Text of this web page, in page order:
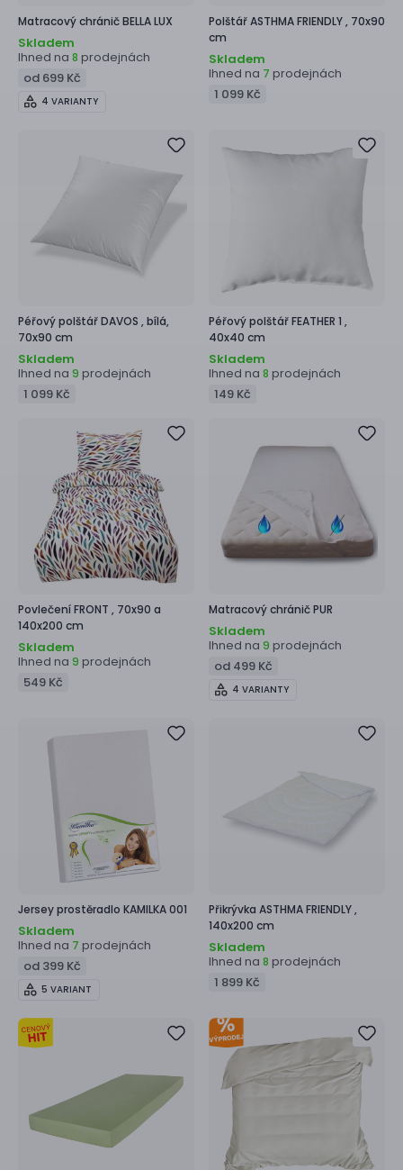
Matracový chráničBELLA LUX
Skladem
Ihned na 8 prodejnách
od 699 Kč
4 VARIANTY
PolštářASTHMA FRIENDLY , 70x90
cm
Skladem
Ihned na 7 prodejnách
1 099 Kč
Péřový polštářDAVOS ,bílá,
70x90 cm
Skladem
Ihned na 9 prodejnách
1 099 Kč
Péřový polštářFEATHER 1 ,
40x40 cm
Skladem
Ihned na 8 prodejnách
149 Kč
PovlečeníFRONT , 70x90 a
140x200 cm
Skladem
Ihned na 9 prodejnách
549 Kč
Matracový chráničPUR
Skladem
Ihned na 9 prodejnách
od 499 Kč
4 VARIANTY
Jersey prostěradlo KAMILKA 001
Skladem
Ihned na 7 prodejnách
od 399 Kč
5 VARIANT
Přikrývka ASTHMA FRIENDLY ,
140x200 cm
Skladem
Ihned na 8 prodejnách
1 899 Kč